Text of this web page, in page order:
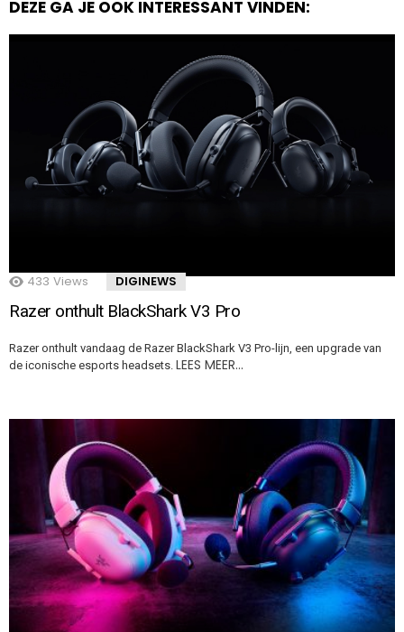
DEZE GA JE OOK INTERESSANT VINDEN:
433 Views DIGINEWS
Razer onthult BlackShark V3 Pro
Razer onthult vandaag de Razer BlackShark V3 Pro-lijn, een upgrade van
de iconische esports headsets. LEES MEER…